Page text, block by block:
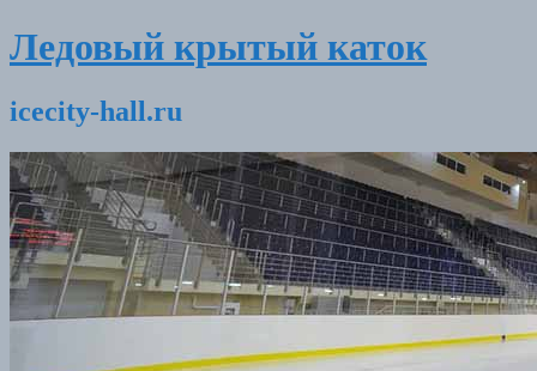
Ледовый крытый каток
icecity-hall.ru